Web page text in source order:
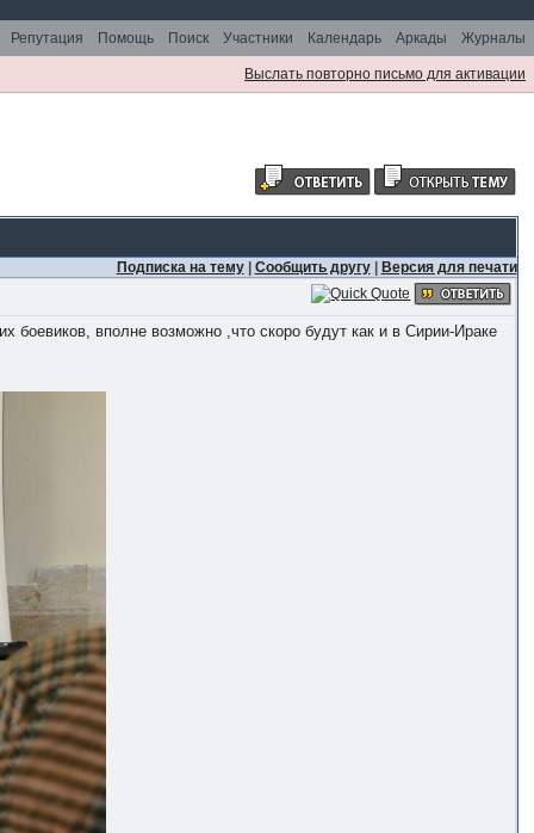
Репутация Помощь Поиск Участники Календарь Аркады Журналы
Выслать повторно письмо для активации
Подписка на тему| Сообщить другу| Версия для печати
боевиков, вполне возможно ,что скоро будут как и в Сирии-Ираке